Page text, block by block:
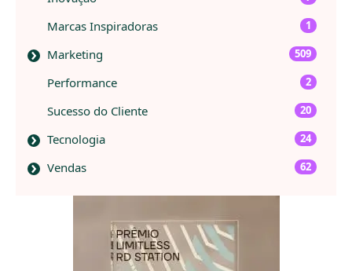
Marcas Inspiradoras 1
Marketing 509
Performance 2
Sucesso do Cliente 20
Tecnologia 24
Vendas 62